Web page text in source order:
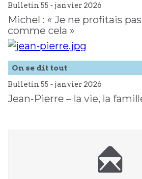
Bulletin 55 - janvier 2026
Michel : « Je ne profitais
comme cela »
On se dit tout
Bulletin 55 - janvier 2026
Jean-Pierre – la vie, la